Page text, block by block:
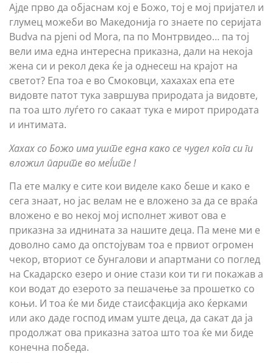
Ајде прво да објаснам кој е Божо, тој е мој пријател и
глумец можеби во Македонија го знаете по серијата
Budva na pjeni od Mora, па по Монтрвидео… па тој
вели има една интересна приказна, дали на некоја
жена си и рекол дека ќе ја однесеш на крајот на
светот? Епа тоа е во Смоковци, хахахах епа ете
видовте патот тука завршува природата ја видовте,
па тоа што луѓето го сакаат тука е мирот природата
и интимата.
Хахах со Божо има уште една како се чудел кога си ги
вложил парите во меѓите !
Па ете малку е сите кои виделе како беше и како е
сега знаат, но јас велам не е вложено за да се враќа
вложено е во некој мој исполнет живот ова е
приказна за иднината за нашите деца. Па мене ми е
доволно само да опстојувам тоа е првиот огромен
чекор, вториот се бунгалови и апартмани со поглед
на Скадарско езеро и оние стази кои ти ги покажав а
кои водат до езерото за пешачење за прошетко со
коњи. И тоа ќе ми биде стаисфакција ако ќерками
или ако даде господ имам уште деца, да сакат да ја
продолжат ова приказна затоа што тоа ќе ми биде
конечна победа.